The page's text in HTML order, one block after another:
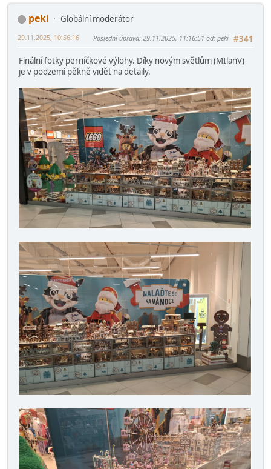
peki
Globální moderátor
#341
29.11.2025, 10:56:16 Poslední úprava: 29.11.2025, 11:16:51 od: peki
Finální fotky perníčkové výlohy. Díky novým světlům (MIlanV)
je v podzemí pěkně vidět na detaily.